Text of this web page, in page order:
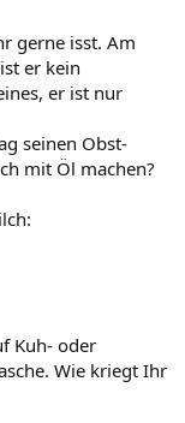
gerne isst. Am
er kein
er ist nur
seinen Obst-
mit Öl machen?
Kuh- oder
Wie kriegt Ihr